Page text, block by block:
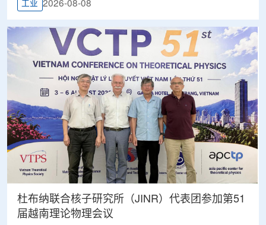
工业 2026-08-08
杜布纳联合核子研究所（JINR）代表团参加第51
届越南理论物理会议